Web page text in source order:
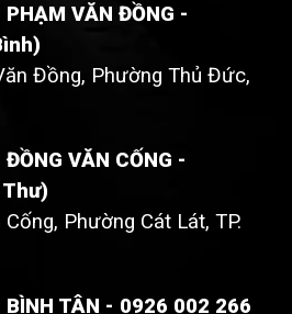
VĂN ĐỒNG -
Đồng, Phường Thủ Đức,
VĂN CỐNG -
Phường Cát Lát, TP.
BÌNH TÂN - 0926 002 266